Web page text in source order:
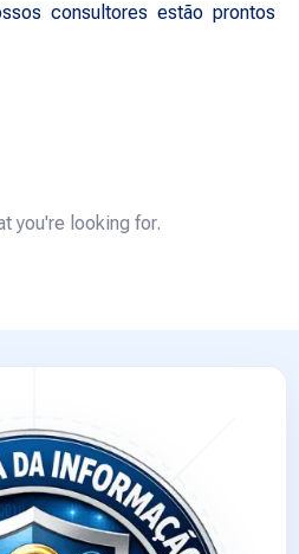
consultores estão prontos
you're looking for.